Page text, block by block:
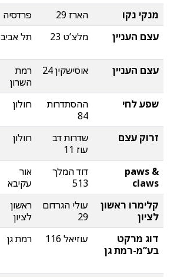
מנקי נקו הארז 29 פרדסיה
עצם העניין
מלצ’ט 23 תל אביב
עצם העניין
אוסישקין 24
רמת
השרון
שפע לחי
ההסתדרות
84
חולון
זרוק עצם
שדרות דב
עוז 11
חולון
paws &
claws
דוד המלך
513
אור
עקיבא
קלימרו ראשון
לציון
עולי הגרדום
29
ראשון
לציון
דוג מרקט
בע”מ-רמת גן
עוזיאל 116 רמת גן